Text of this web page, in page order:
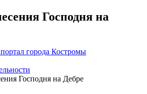
Господня на
города Костромы
Господня на Дебре